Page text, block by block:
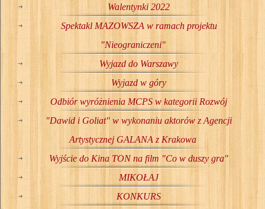
Walentynki 2022
Spektakl MAZOWSZA w ramach projektu
"Nieograniczeni"
Wyjazd do Warszawy
Wyjazd w góry
Odbiór wyróżnienia MCPS w kategorii Rozwój
"Dawid i Goliat" w wykonaniu aktorów z Agencji
Artystycznej GALANA z Krakowa
Wyjście do Kina TON na film "Co w duszy gra"
MIKOŁAJ
KONKURS